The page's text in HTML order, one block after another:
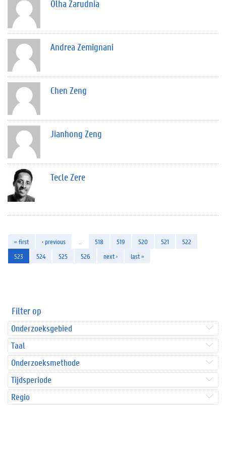
Olha Zarudnia
Andrea Zemignani
Chen Zeng
Jianhong Zeng
Tecle Zere
« first ‹ previous 518 519 520 521
522
523
524 525 526 next › last »
Filter op
Onderzoeksgebied
Taal
Onderzoeksmethode
Tijdsperiode
Regio